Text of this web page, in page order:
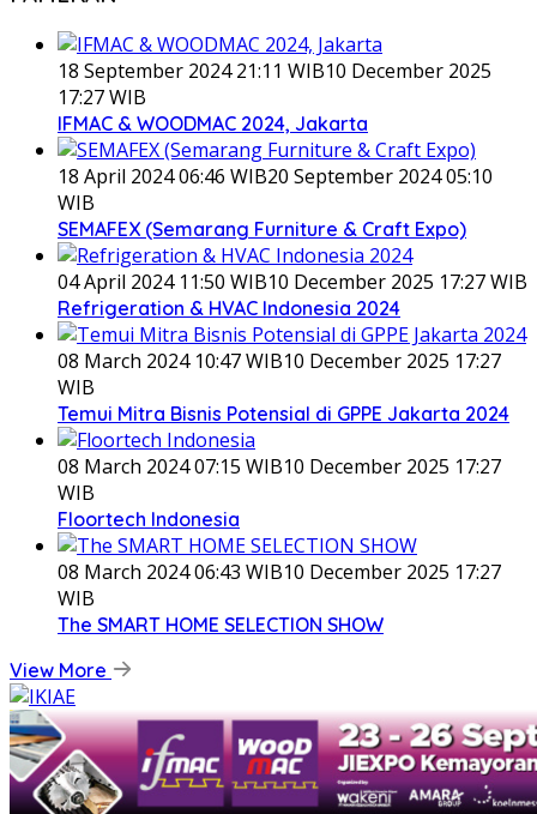
18 September 2024 21:11 WIB10 December 2025
17:27 WIB
IFMAC & WOODMAC 2024, Jakarta
18 April 2024 06:46 WIB20 September 2024 05:10
WIB
SEMAFEX (Semarang Furniture & Craft Expo)
04 April 2024 11:50 WIB10 December 2025 17:27 WIB
Refrigeration & HVAC Indonesia 2024
08 March 2024 10:47 WIB10 December 2025 17:27
WIB
Temui Mitra Bisnis Potensial di GPPE Jakarta 2024
08 March 2024 07:15 WIB10 December 2025 17:27
WIB
Floortech Indonesia
08 March 2024 06:43 WIB10 December 2025 17:27
WIB
The SMART HOME SELECTION SHOW
View More